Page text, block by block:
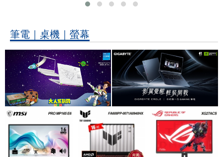
筆電｜桌機｜螢幕